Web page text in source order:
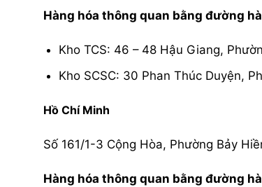
Hàng hóa thông quan bằng đường
Kho TCS: 46 – 48 Hậu Giang,
Kho SCSC: 30 Phan Thúc Duyện,
Hồ Chí Minh
Số 161/1-3 Cộng Hòa, Phường Bảy
Hàng hóa thông quan bằng đường